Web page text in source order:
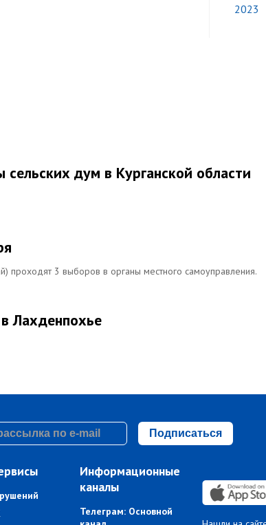
2023
дум в Курганской области
проходят 3 выборов в органы местного самоуправления.
Лахденпохье
Подписаться
Информационные
каналы
Телеграм: Основной